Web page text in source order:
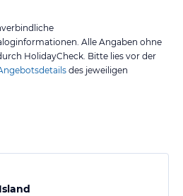
Alle Angaben ohne
HolidayCheck. Bitte lies vor der
des jeweiligen